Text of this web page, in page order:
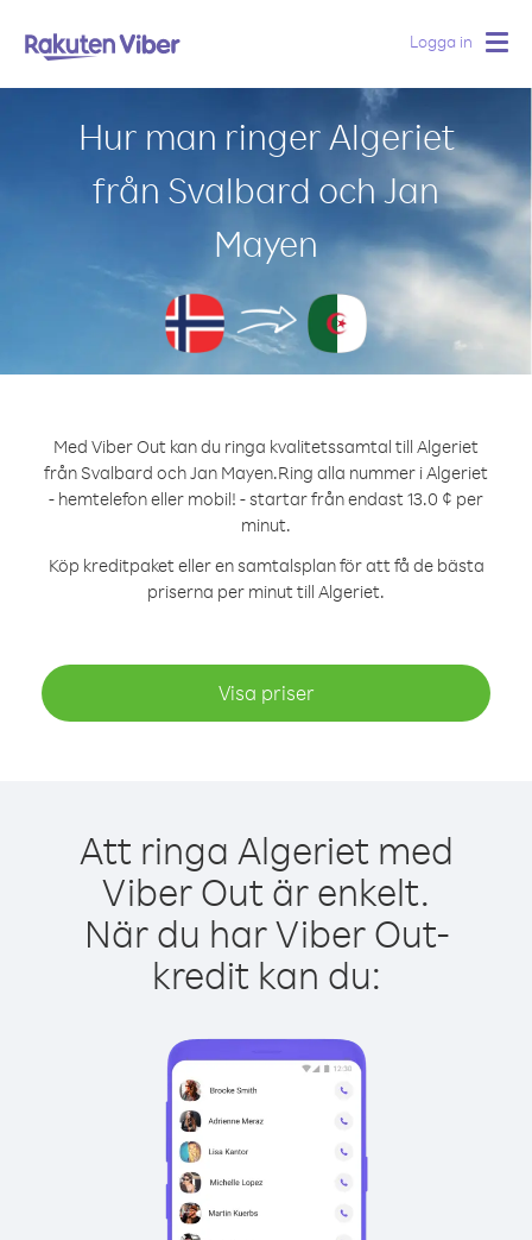
Logga in
Hur man ringer Algeriet
från Svalbard och Jan
Mayen
Med Viber Out kan du ringa kvalitetssamtal till Algeriet
från Svalbard och Jan Mayen.Ring alla nummer i Algeriet
- hemtelefon eller mobil! - startar från endast 13.0 ¢ per
minut.
Köp kreditpaket eller en samtalsplan för att få de bästa
priserna per minut till Algeriet.
Visa priser
Att ringa Algeriet med
Viber Out är enkelt.
När du har Viber Out-
kredit kan du: